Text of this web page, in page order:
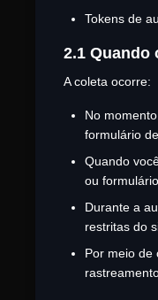
Tokens de
2.1 Quando
A coleta ocorre:
No
formulário
Quando
ou
Durante a
restritas do
Por meio de